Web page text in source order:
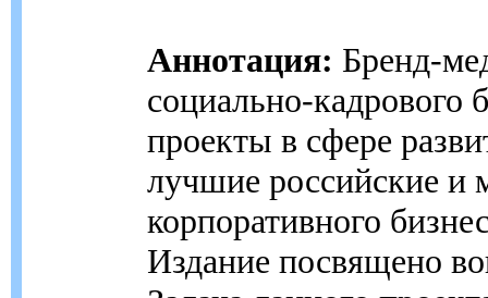
Аннотация: Бренд-
социально-
проекты в сфере
лучшие российские и
корпоративного
Издание посвящено